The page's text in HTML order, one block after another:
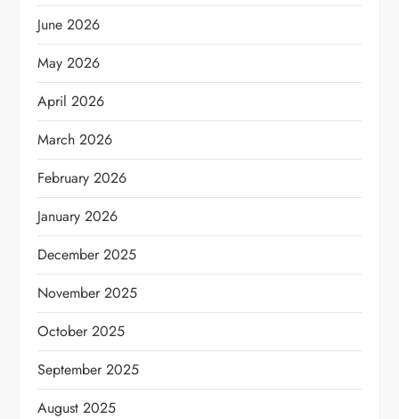
June 2026
May 2026
April 2026
March 2026
February 2026
January 2026
December 2025
November 2025
October 2025
September 2025
August 2025